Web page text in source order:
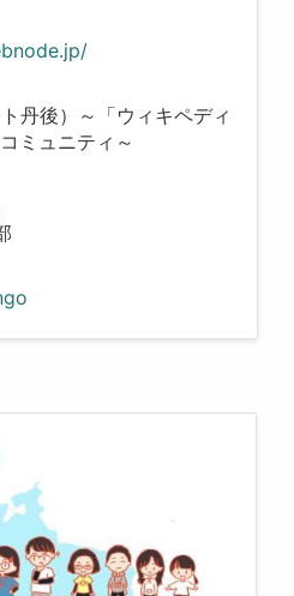
丹後）～「ウィキペディ
ミュニティ～